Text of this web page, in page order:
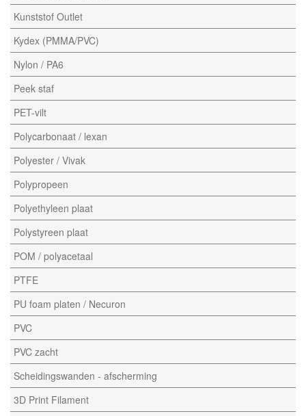
Kunststof Outlet
Kydex (PMMA/PVC)
Nylon / PA6
Peek staf
PET-vilt
Polycarbonaat / lexan
Polyester / Vivak
Polypropeen
Polyethyleen plaat
Polystyreen plaat
POM / polyacetaal
PTFE
PU foam platen / Necuron
PVC
PVC zacht
Scheidingswanden - afscherming
3D Print Filament